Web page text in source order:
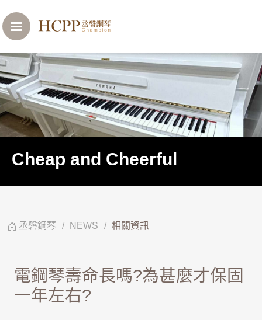
Cheap and Cheerful
丞磐鋼琴 NEWS 相關資訊
電鋼琴壽命長嗎?為甚麼才保固
一年左右?